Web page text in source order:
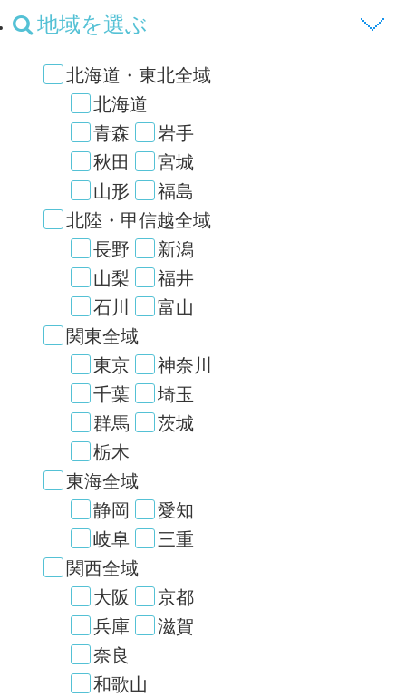
地域を選ぶ
北海道・東北全域
北海道
青森
岩手
秋田
宮城
山形
福島
北陸・甲信越全域
長野
新潟
山梨
福井
石川
富山
関東全域
東京
神奈川
千葉
埼玉
群馬
茨城
栃木
東海全域
静岡
愛知
岐阜
三重
関西全域
大阪
京都
兵庫
滋賀
奈良
和歌山